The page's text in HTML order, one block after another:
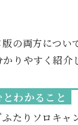
版の両方につい
りやすく紹介
わかること
ふたりソロキャ